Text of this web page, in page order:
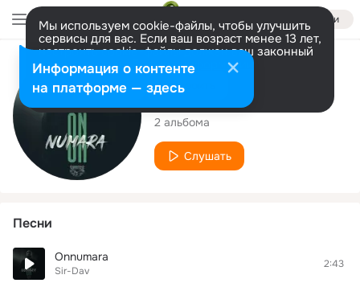
Войти
Мы используем cookie-файлы, чтобы улучшить
сервисы для вас. Если ваш возраст менее 13 лет,
настроить cookie-файлы должен ваш законный
представитель. Больше информации
Разрешить все Настроить
Исполнитель
Sir-Dav
2 альбома
Слушать
Песни
Onnumara
Sir-Dav
2:43
Информация о контенте
на платформе — здесь